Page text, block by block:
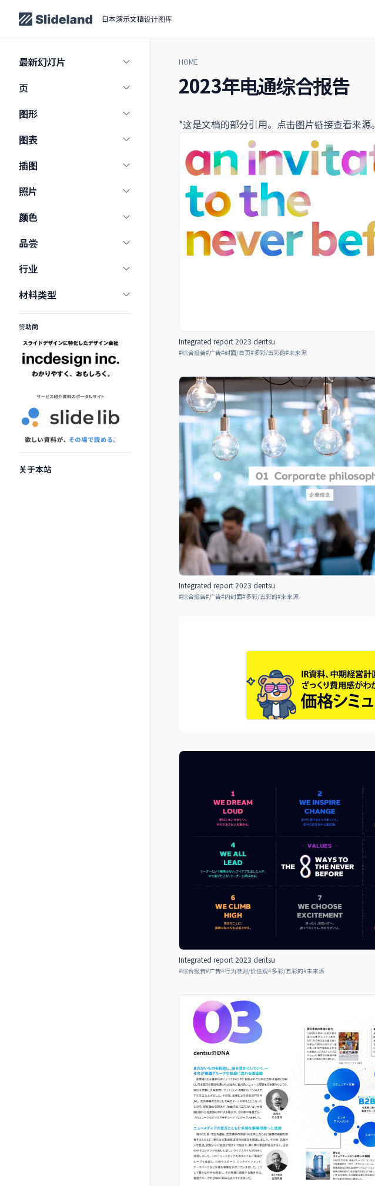
日本演示文稿设计图库
最新幻灯片
页
图形
图表
插图
照片
颜色
品尝
行业
材料类型
赞助商
关于本站
HOME
2023年电通综合报告
*这是文档的部分引用。点击图片链接查看来源。
Integrated report 2023 dentsu
#综合报告#广告#封面/首页#多彩/五彩的#未来派
Integrated report 2023 dentsu
#综合报告#广告#内封面#多彩/五彩的#未来派
Integrated report 2023 dentsu
#综合报告#广告#行为准则/价值观#多彩/五彩的#未来派